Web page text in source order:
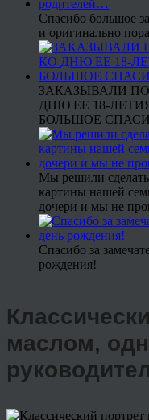
Спасибо большое
и оригинально
ЗАКАЗЫВАЛИ
ДНЮ ЕЕ 18-
БОЛЬШОЕ
Мы решили сделать
картины нашей
дочери и мы не
Спасибо за
рождения!
маслом,